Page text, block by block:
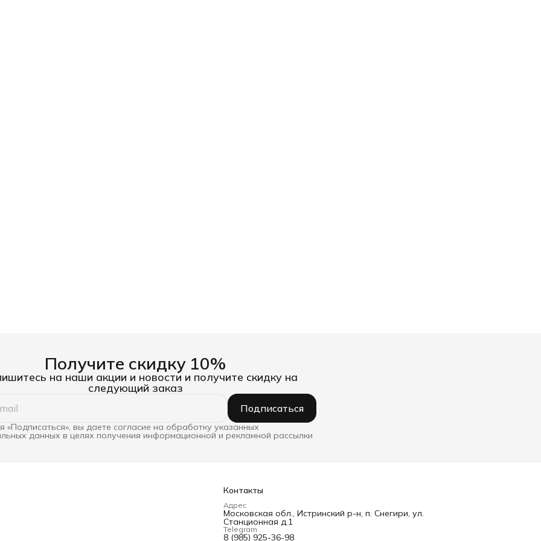
Получите скидку 10%
на наши акции и новости и получите скидку на
следующий заказ
Подписаться
«Подписаться», вы даете согласие на обработку указанных
данных в целях получения информационной и рекламной рассылки
Контакты
Адрес
Московская обл., Истринский р-н, п. Снегири, ул.
Станционная д.1
Telegram
8 (985) 925-36-98